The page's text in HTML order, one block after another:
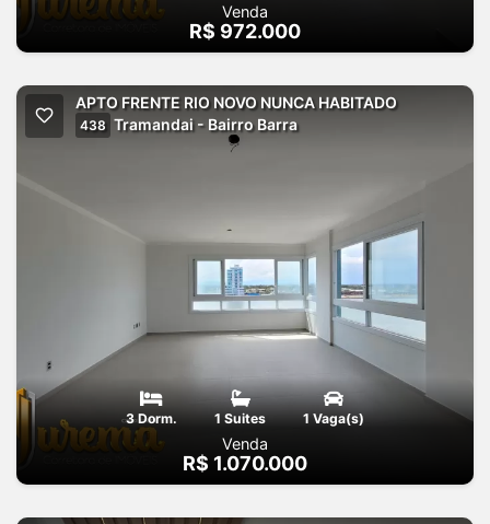
Venda
R$ 972.000
APTO FRENTE RIO NOVO NUNCA HABITADO
438 Tramandai - Bairro Barra
3 Dorm. 1 Suites 1 Vaga(s)
Venda
R$ 1.070.000